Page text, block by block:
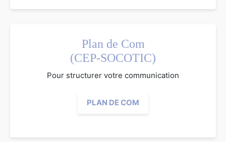
Plan de Com
(CEP-SOCOTIC)
Pour structurer votre communication
PLAN DE COM